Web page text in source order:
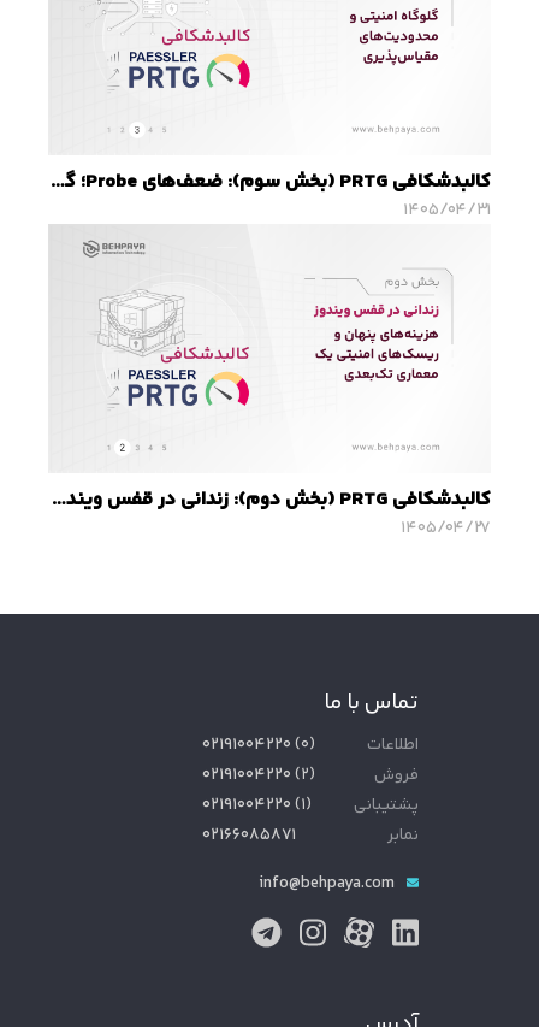
کالبدشکافی PRTG (بخش سوم): ضعف‌های Probe؛ گلوگاه امنیتی و محدودیت‌های مقیاس‌پذیری
۱۴۰۵/۰۴/۳۱
کالبدشکافی PRTG (بخش دوم): زندانی در قفس ویندوز؛ هزینه‌های پنهان و ریسک‌های امنیتی یک معماری تک‌بعدی
۱۴۰۵/۰۴/۲۷
تماس با ما
اطلاعات (۰)۰۲۱۹۱۰۰۴۲۲۰
فروش
(۲)۰۲۱۹۱۰۰۴۲۲۰
پشتیبانی
(۱)۰۲۱۹۱۰۰۴۲۲۰
نمابر
۰۲۱۶۶۰۸۵۸۷۱
info@behpaya.com